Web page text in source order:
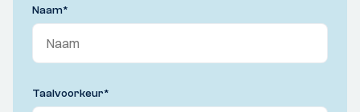
Naam*
Taalvoorkeur*